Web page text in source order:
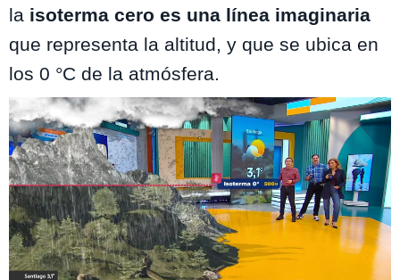
la isoterma cero es una línea imaginaria
que representa la altitud, y que se ubica en
los 0 °C de la atmósfera.